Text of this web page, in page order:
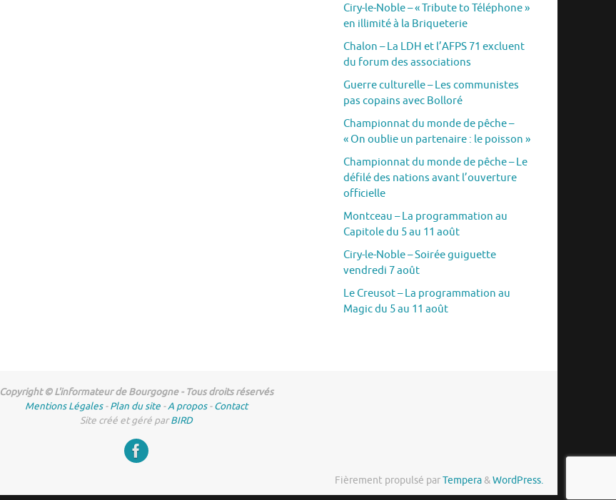
Ciry-le-Noble – « Tribute to Téléphone »
en illimité à la Briqueterie
Chalon – La LDH et l’AFPS 71 excluent
du forum des associations
Guerre culturelle – Les communistes
pas copains avec Bolloré
Championnat du monde de pêche –
« On oublie un partenaire : le poisson »
Championnat du monde de pêche – Le
défilé des nations avant l’ouverture
officielle
Montceau – La programmation au
Capitole du 5 au 11 août
Ciry-le-Noble – Soirée guiguette
vendredi 7 août
Le Creusot – La programmation au
Magic du 5 au 11 août
Copyright © L'informateur de Bourgogne - Tous droits réservés
Mentions Légales-Plan du site -A propos-Contact
Site créé et géré parBIRD
Fièrement propulsé parTempera&WordPress.